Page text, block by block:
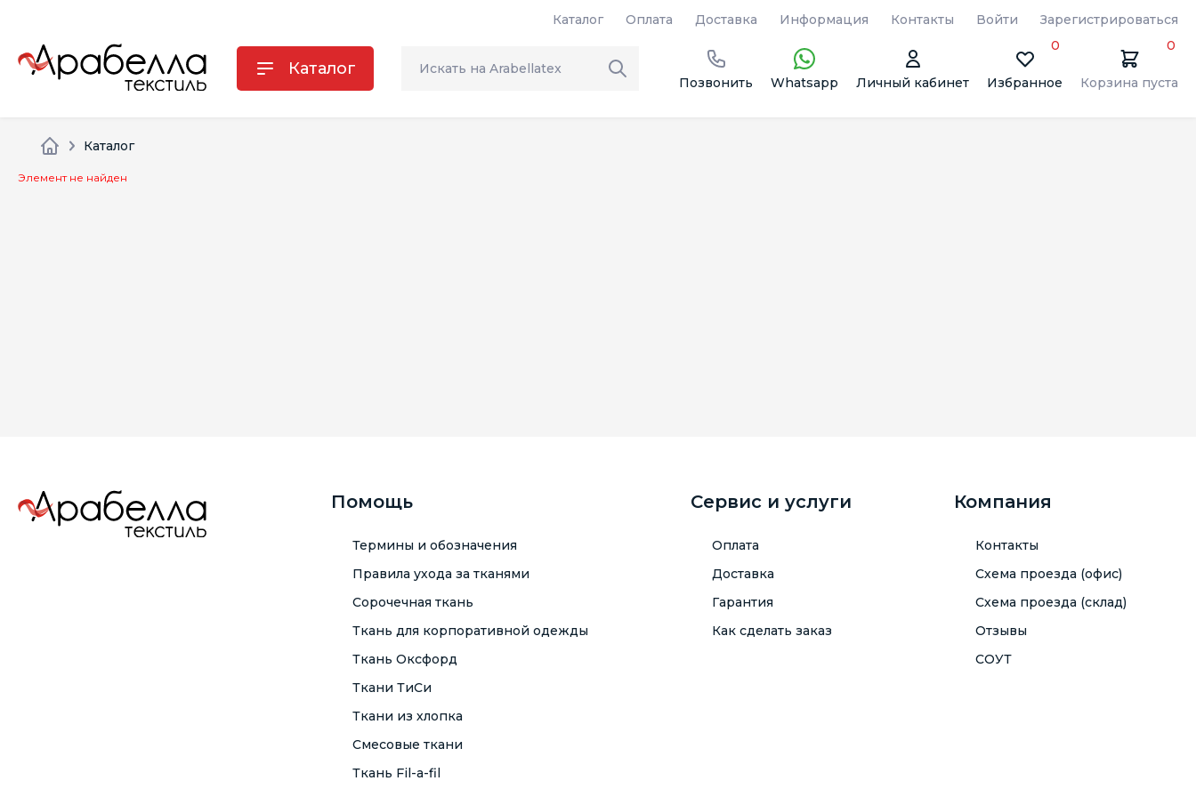
Каталог Оплата Доставка Информация Контакты Войти Зарегистрироваться
Каталог
Позвонить Whatsapp Личный кабинет Избранное
0
Корзина пуста
0
Каталог
Элемент не найден
Помощь
Термины и обозначения
Правила ухода за тканями
Сорочечная ткань
Ткань для корпоративной одежды
Ткань Оксфорд
Ткани ТиСи
Ткани из хлопка
Смесовые ткани
Ткань Fil-a-fil
Сервис и услуги
Оплата
Доставка
Гарантия
Как сделать заказ
Компания
Контакты
Схема проезда (офис)
Схема проезда (склад)
Отзывы
СОУТ